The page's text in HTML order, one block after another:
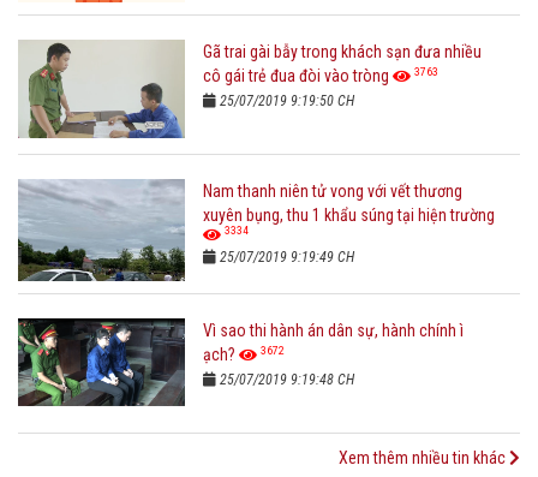
Gã trai gài bẫy trong khách sạn đưa nhiều
cô gái trẻ đua đòi vào tròng
3763
25/07/2019 9:19:50 CH
Nam thanh niên tử vong với vết thương
xuyên bụng, thu 1 khẩu súng tại hiện trường
3334
25/07/2019 9:19:49 CH
Vì sao thi hành án dân sự, hành chính ì
ạch?
3672
25/07/2019 9:19:48 CH
Xem thêm nhiều tin khác